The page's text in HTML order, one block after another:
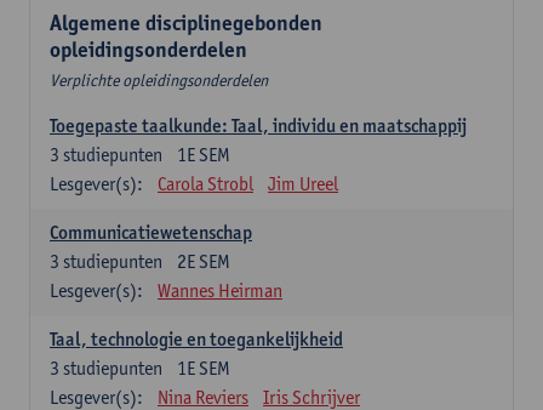
Algemene disciplinegebonden
opleidingsonderdelen
Verplichte opleidingsonderdelen
Toegepaste taalkunde: Taal, individu en maatschappij
1E SEM
3 studiepunten
Lesgever(s):
Carola Strobl Jim Ureel
Communicatiewetenschap
2E SEM
3 studiepunten
Lesgever(s):
Wannes Heirman
Taal, technologie en toegankelijkheid
1E SEM
3 studiepunten
Lesgever(s):
Nina Reviers
Iris Schrijver